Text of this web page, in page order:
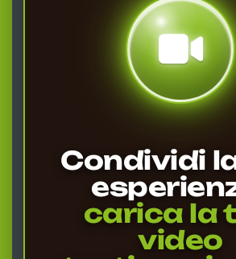
Condividi
carica la
video